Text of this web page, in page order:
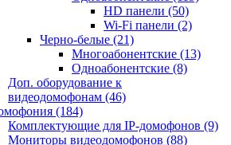
HD панели (50)
Wi-Fi панели (2)
Черно-белые (21)
Многоабонентские (13)
Одноабонентские (8)
Доп. оборудование к
видеодомофонам (46)
(184)
Комплектующие для IP-домофонов (9)
Мониторы видеодомофонов (88)